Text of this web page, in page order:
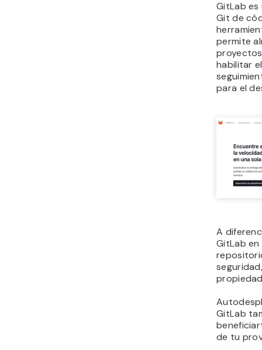
GitLab
Git de
permite
habilitar
para el
A
GitLab
GitLab
de tu